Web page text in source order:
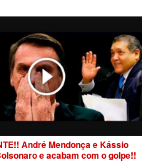
André Mendonça e Kássio
e acabam com o golpe!!